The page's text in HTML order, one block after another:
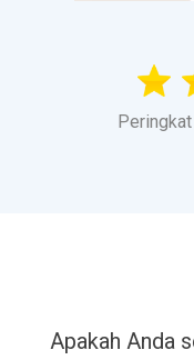
Apakah Anda